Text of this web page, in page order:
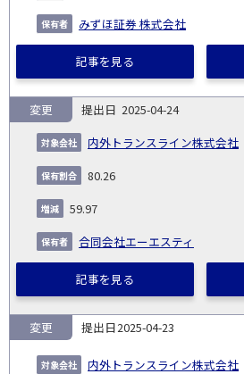
みずほ証券 株式会社
記事を見る
2025-04-24
内外トランスライン株式会社
変更
80.26
59.97
合同会社エーエスティ
記事を見る
2025-04-23
内外トランスライン株式会社
変更